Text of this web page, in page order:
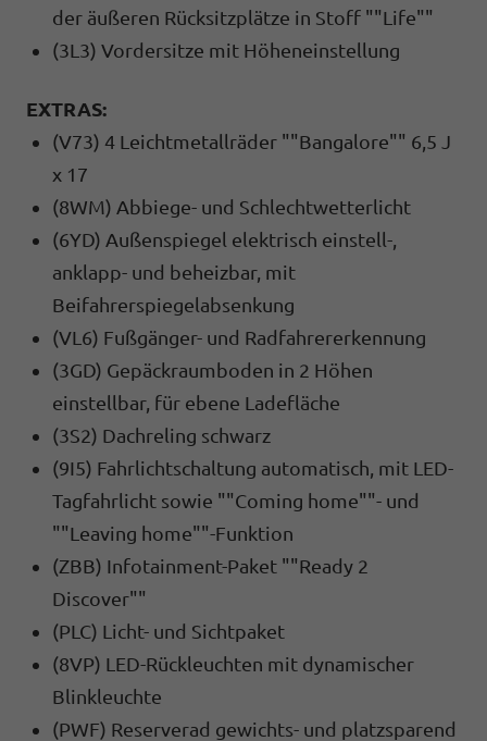
der äußeren Rücksitzplätze in Stoff ""Life""
(3L3) Vordersitze mit Höheneinstellung
EXTRAS:
(V73) 4 Leichtmetallräder ""Bangalore"" 6,5 J
x 17
(8WM) Abbiege- und Schlechtwetterlicht
(6YD) Außenspiegel elektrisch einstell-,
anklapp- und beheizbar, mit
Beifahrerspiegelabsenkung
(VL6) Fußgänger- und Radfahrererkennung
(3GD) Gepäckraumboden in 2 Höhen
einstellbar, für ebene Ladefläche
(3S2) Dachreling schwarz
(9I5) Fahrlichtschaltung automatisch, mit LED-
Tagfahrlicht sowie ""Coming home""- und
""Leaving home""-Funktion
(ZBB) Infotainment-Paket ""Ready 2
Discover""
(PLC) Licht- und Sichtpaket
(8VP) LED-Rückleuchten mit dynamischer
Blinkleuchte
(PWF) Reserverad gewichts- und platzsparend